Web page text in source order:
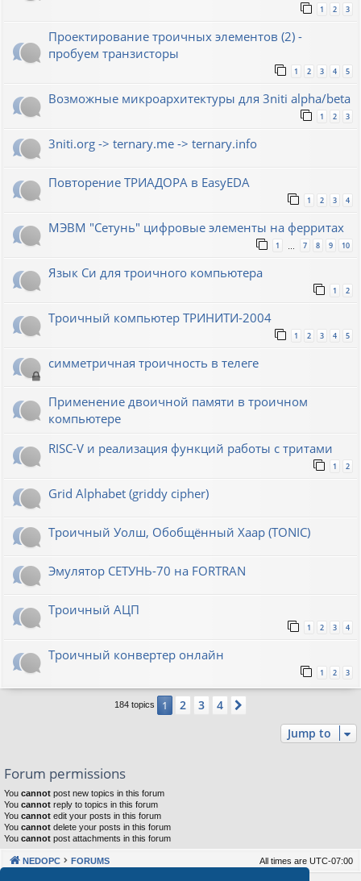
1 2 3
Проектирование троичных элементов (2) -
пробуем транзисторы
1 2 3 4 5
Возможные микроархитектуры для 3niti alpha/beta
1 2 3
3niti.org -> ternary.me -> ternary.info
Повторение ТРИАДОРА в EasyEDA
1 2 3 4
МЭВМ "Сетунь" цифровые элементы на ферритах
1 … 7 8 9 10
Язык Си для троичного компьютера
1 2
Троичный компьютер ТРИНИТИ-2004
1 2 3 4 5
симметричная троичность в телеге
Применение двоичной памяти в троичном
компьютере
RISC-V и реализация функций работы с тритами
1 2
Grid Alphabet (griddy cipher)
Троичный Уолш, Обобщённый Хаар (TONIC)
Эмулятор СЕТУНЬ-70 на FORTRAN
Троичный АЦП
1 2 3 4
Троичный конвертер онлайн
1 2 3
184 topics 1 2 3 4
Jump to
Forum permissions
You cannot post new topics in this forum
You cannot reply to topics in this forum
You cannot edit your posts in this forum
You cannot delete your posts in this forum
You cannot post attachments in this forum
NEDOPC FORUMS All times are UTC-07:00